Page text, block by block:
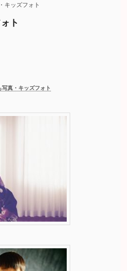
キッズフォト
ト
写真・キッズフォト